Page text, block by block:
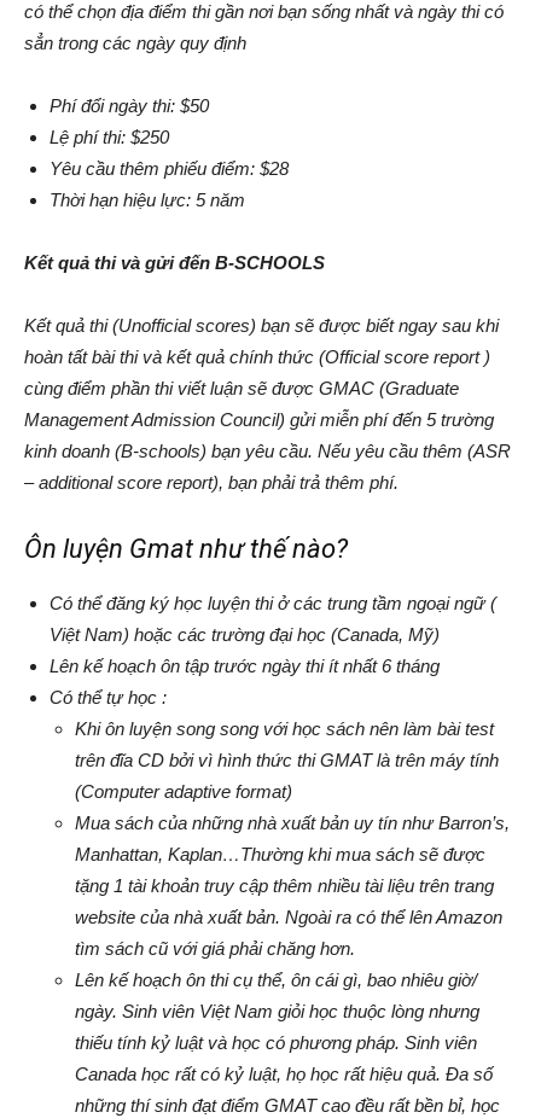
có thể chọn địa điểm thi gần nơi bạn sống nhất và ngày thi có
sẳn trong các ngày quy định
Phí đổi ngày thi: $50
Lệ phí thi: $250
Yêu cầu thêm phiếu điểm: $28
Thời hạn hiệu lực: 5 năm
Kết quả thi và gửi đến B-SCHOOLS
Kết quả thi (Unofficial scores) bạn sẽ được biết ngay sau khi
hoàn tất bài thi và kết quả chính thức (Official score report )
cùng điểm phần thi viết luận sẽ được GMAC (Graduate
Management Admission Council) gửi miễn phí đến 5 trường
kinh doanh (B-schools) bạn yêu cầu. Nếu yêu cầu thêm (ASR
– additional score report), bạn phải trả thêm phí.
Ôn luyện Gmat như thế nào?
Có thể đăng ký học luyện thi ở các trung tầm ngoại ngữ (
Việt Nam) hoặc các trường đại học (Canada, Mỹ)
Lên kế hoạch ôn tập trước ngày thi ít nhất 6 tháng
Có thể tự học :
Khi ôn luyện song song với học sách nên làm bài test
trên đĩa CD bởi vì hình thức thi GMAT là trên máy tính
(Computer adaptive format)
Mua sách của những nhà xuất bản uy tín như Barron’s,
Manhattan, Kaplan…Thường khi mua sách sẽ được
tặng 1 tài khoản truy cập thêm nhiều tài liệu trên trang
website của nhà xuất bản. Ngoài ra có thể lên Amazon
tìm sách cũ với giá phải chăng hơn.
Lên kế hoạch ôn thi cụ thể, ôn cái gì, bao nhiêu giờ/
ngày. Sinh viên Việt Nam giỏi học thuộc lòng nhưng
thiếu tính kỷ luật và học có phương pháp. Sinh viên
Canada học rất có kỷ luật, họ học rất hiệu quả. Đa số
những thí sinh đạt điểm GMAT cao đều rất bền bỉ, học